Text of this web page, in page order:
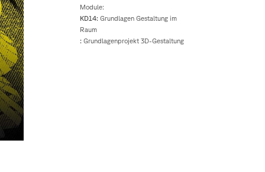
Module:
KD14: Grundlagen Gestaltung im
Raum
: Grundlagenprojekt 3D-Gestaltung